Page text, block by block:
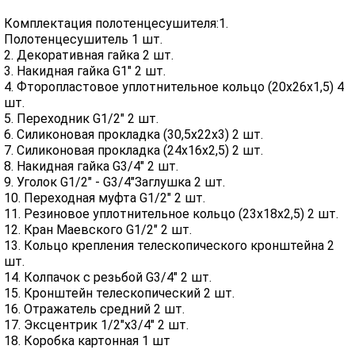
Комплектация полотенцесушителя:1.
Полотенцесушитель 1 шт.
2. Декоративная гайка 2 шт.
3. Накидная гайка G1" 2 шт.
4. Фторопластовое уплотнительное кольцо (20х26х1,5) 4
шт.
5. Переходник G1/2" 2 шт.
6. Силиконовая прокладка (30,5х22х3) 2 шт.
7. Силиконовая прокладка (24х16х2,5) 2 шт.
8. Накидная гайка G3/4" 2 шт.
9. Уголок G1/2" - G3/4"Заглушка 2 шт.
10. Переходная муфта G1/2" 2 шт.
11. Резиновое уплотнительное кольцо (23х18х2,5) 2 шт.
12. Кран Маевского G1/2" 2 шт.
13. Кольцо крепления телескопического кронштейна 2
шт.
14. Колпачок с резьбой G3/4" 2 шт.
15. Кронштейн телескопический 2 шт.
16. Отражатель средний 2 шт.
17. Эксцентрик 1/2"х3/4" 2 шт.
18. Коробка картонная 1 шт